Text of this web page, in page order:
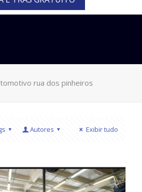
rua dos pinheiros
Autores Exibir tudo